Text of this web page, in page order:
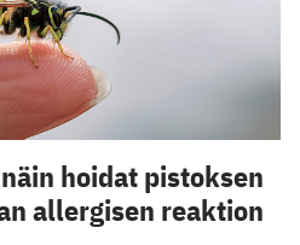
hoidat pistoksen
allergisen reaktion